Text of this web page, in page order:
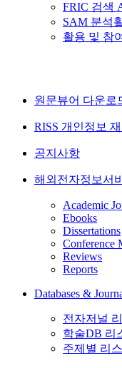
FRIC 검색
SAM 분석
활용 및 참
원문뷰어 다운로
RISS 개인정보 재
공지사항
해외전자정보서
Academic
Ebooks
Dissertations
Conference
Reviews
Reports
Databases &
전자저널
학술DB 리
주제별 리